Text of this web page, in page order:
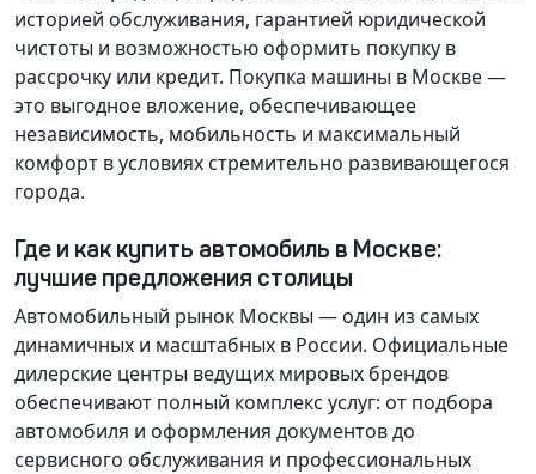
историей обслуживания, гарантией юридической
чистоты и возможностью оформить покупку в
рассрочку или кредит. Покупка машины в Москве —
это выгодное вложение, обеспечивающее
независимость, мобильность и максимальный
комфорт в условиях стремительно развивающегося
города.
Где и как купить автомобиль в Москве:
лучшие предложения столицы
Автомобильный рынок Москвы — один из самых
динамичных и масштабных в России. Официальные
дилерские центры ведущих мировых брендов
обеспечивают полный комплекс услуг: от подбора
автомобиля и оформления документов до
сервисного обслуживания и профессиональных